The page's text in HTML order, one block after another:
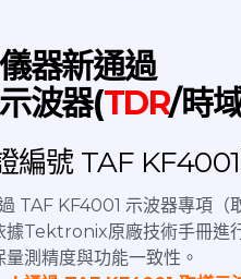
屋交流道旁，提供各尺寸
接收機靈敏度測試等，RF
，多種測試流程的整合，簡
器新通過
波器(TDR/時
編號 TAF KF4001
TAF KF4001 示波器專項（
據Tektronix原廠技術手冊進
量測精度與功能一致性。